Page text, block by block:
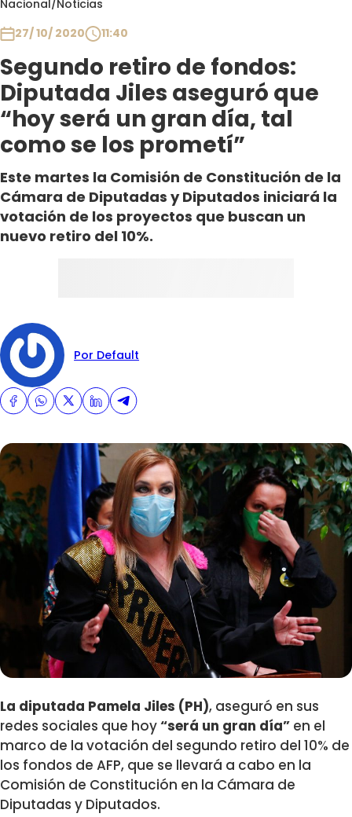
Nacional/Noticias
27/ 10/ 2020
11:40
Segundo retiro de fondos:
Diputada Jiles aseguró que
“hoy será un gran día, tal
como se los prometí”
Este martes la Comisión de Constitución de la
Cámara de Diputadas y Diputados iniciará la
votación de los proyectos que buscan un
nuevo retiro del 10%.
Por Default
La diputada Pamela Jiles (PH), aseguró en sus
redes sociales que hoy“será un gran día” en el
marco de la votación del segundo retiro del 10% de
los fondos de AFP, que se llevará a cabo en la
Comisión de Constitución en la Cámara de
Diputadas y Diputados.
Club De La Comedia
Contigo en Directo
Plan Perfecto
El Tiempo
Sabingo
Todos Los Programas